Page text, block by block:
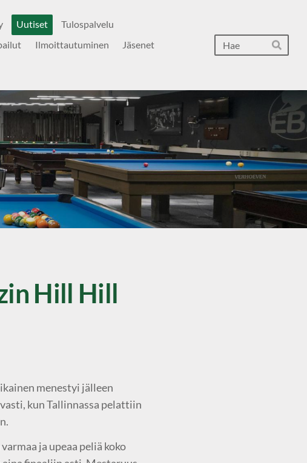
Uutiset
Tulospalvelu
Ilmoittautuminen
Jäsenet
Hae
Hill Hill
menestyi jälleen
kun Tallinnassa pelattiin
ja upeaa peliä koko